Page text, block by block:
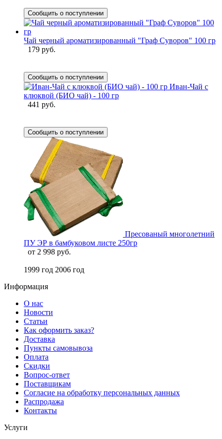
Сообщить о поступлении
Чай черный ароматизированный "Граф Суворов" 100 гр
179 руб.
Сообщить о поступлении
Иван-Чай с
клюквой (БИО чай) - 100 гр
441 руб.
Сообщить о поступлении
Пресованый многолетний
ПУ ЭР в бамбуковом листе 250гр
от 2 998 руб.
1999 год 2006 год
Информация
О нас
Новости
Статьи
Как оформить заказ?
Доставка
Пункты самовывоза
Оплата
Скидки
Вопрос-ответ
Поставщикам
Согласие на обработку персональных данных
Распродажа
Контакты
Услуги